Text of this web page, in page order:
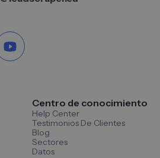
Centro de conocimiento
Help Center
Testimonios De Clientes
Blog
Sectores
Datos